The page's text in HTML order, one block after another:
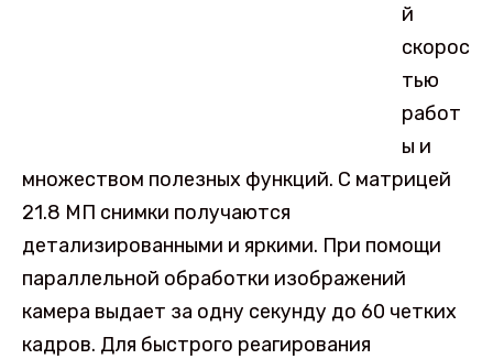
й
скорос
тью
работ
ы и
множеством полезных функций. С матрицей
21.8 МП снимки получаются
детализированными и яркими. При помощи
параллельной обработки изображений
камера выдает за одну секунду до 60 четких
кадров. Для быстрого реагирования